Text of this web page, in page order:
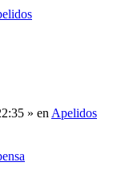
» en Apelidos